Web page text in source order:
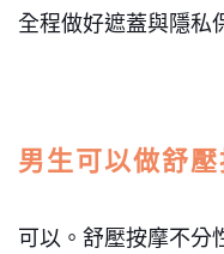
全程做好遮蓋與隱私
男生可以做舒壓
可以。舒壓按摩不分